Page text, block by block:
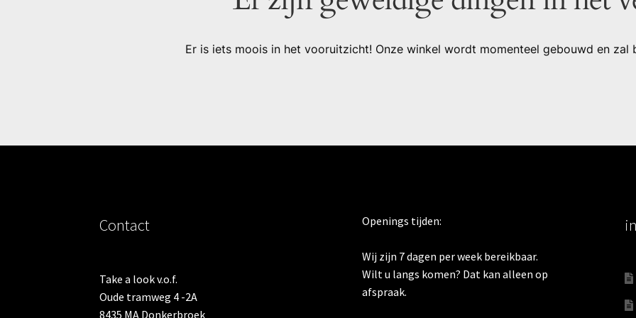
Er is iets moois in het vooruitzicht! Onze winkel wordt momenteel gebouwd en zal
Contact
Take a look v.o.f.
Oude tramweg 4 -2A
8435 MA Donkerbroek
Openings tijden:
Wij zijn 7 dagen per week bereikbaar.
Wilt u langs komen? Dat kan alleen op
afspraak.